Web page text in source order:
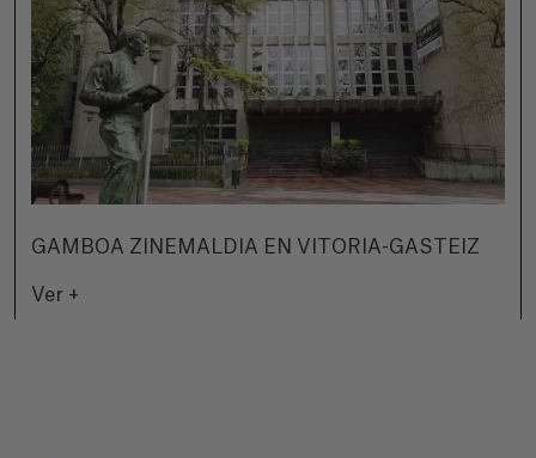
GAMBOA ZINEMALDIA EN VITORIA-GASTEIZ
Ver +